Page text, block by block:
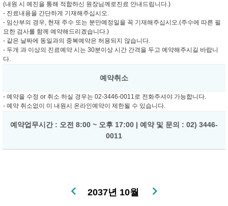
(내원 시 예진을 통해 적합하신 원장님께로진료 안내드립니다.)
- 진료내용을 간단하게 기재해주십시오.
- 임산부의 경우, 현재 주수 또는 분만예정일을 꼭 기재해주십시오.(주수에 따른 필
요한 검사를 함께 예약해드리겠습니다.)
- 같은 날짜에 동일과의 중복예약은 허용되지 않습니다.
- 두개 과 이상의 진료예약 시는 30분이상 시간 간격을 두고 예약해주시길 바랍니
다.
예약취소
- 예약을 수정 or 취소 하실 경우는 02-3446-0011로 전화주셔야 가능합니다.
- 예약 취소없이 미 내원시 온라인예약이 제한될 수 있습니다.
예약업무시간 : 오전 8:00 ~ 오후 17:00 | 예약 및 문의 : 02) 3446-
0011
2037년 10월